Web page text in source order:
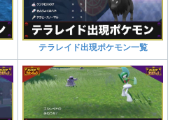
テラレイド出現ポケモン一覧